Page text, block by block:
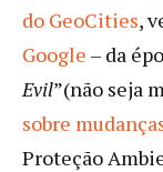
do GeoCities,
Google – da
Evil”(não seja
sobre
Proteção